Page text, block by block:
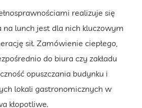
realizuje się
na lunch jest dla nich kluczowym
sił. Zamówienie ciepłego,
do biura czy zakładu
opuszczania budynku i
lokali gastronomicznych w
kłopotliwe.